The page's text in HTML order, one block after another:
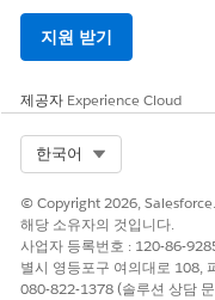
지원 받기
제공자 Experience Cloud
한국어
© Copyright 2026,
해당 소유자의 것입니다.
사업자 등록번호 : 120-86-
별시 영등포구 여의대로 108,
080-822-1378 (솔루션 상담